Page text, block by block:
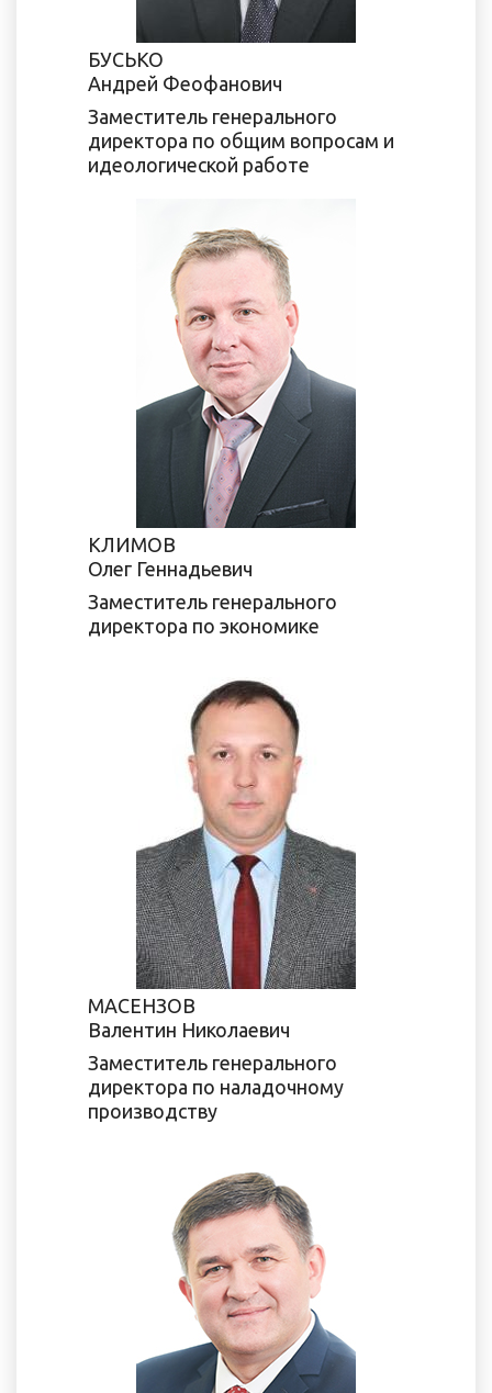
БУСЬКО
Андрей Феофанович
Заместитель генерального
директора по общим вопросам и
идеологической работе
КЛИМОВ
Олег Геннадьевич
Заместитель генерального
директора по экономике
МАСЕНЗОВ
Валентин Николаевич
Заместитель генерального
директора по наладочному
производству